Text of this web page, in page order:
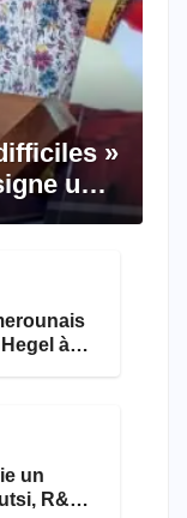
»
un
la
à
un
R&B